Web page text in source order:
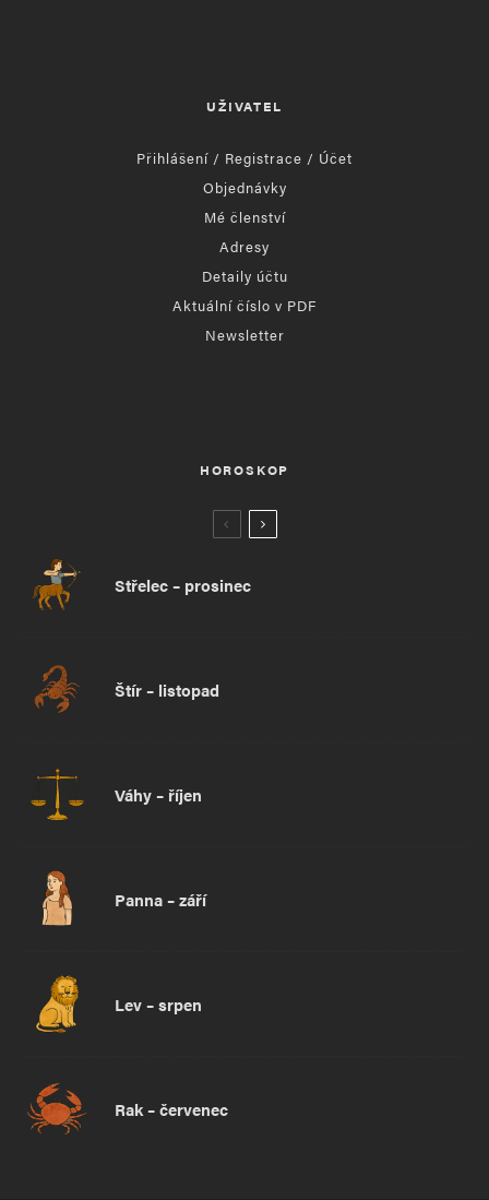
UŽIVATEL
Přihlášení / Registrace / Účet
Objednávky
Mé členství
Adresy
Detaily účtu
Aktuální číslo v PDF
Newsletter
HOROSKOP
Střelec – prosinec
Štír – listopad
Váhy – říjen
Panna – září
Lev – srpen
Rak – červenec